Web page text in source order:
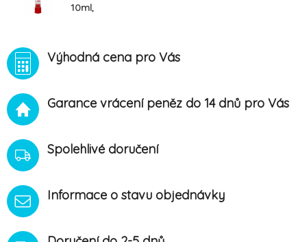
10ml,
Výhodná cena pro Vás
Garance vrácení peněz do 14 dnů pro Vás
Spolehlivé doručení
Informace o stavu objednávky